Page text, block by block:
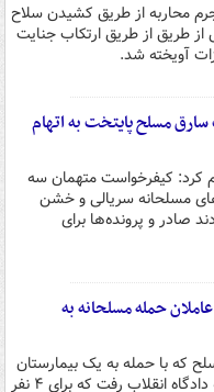
محاربه از طریق کشیدن سلاح
طریق از طریق ارتکاب جنایت
آویخته شد.
مسلح پایتخت به اتهام
کرد: کیفرخواست متهمان سه
مسلحانه سریالی و خشن
صادر و پرونده‌ها برای
حمله مسلحانه به
مسلح که با حمله به یک بیمارستان
همدست خود را فراری داده بودند در حالی به دادگاه انقلاب رفت که برای ۴ نفر